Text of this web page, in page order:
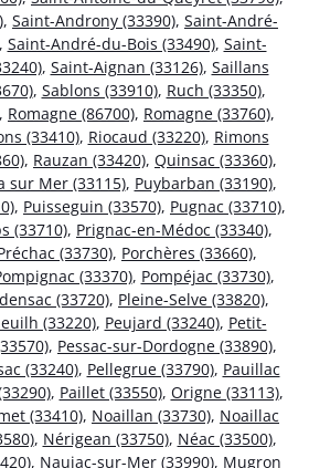
, Saint-Androny (33390), Saint-André-
Saint-André-du-Bois (33490), Saint-
, Saint-Aignan (33126), Saillans
, Sablons (33910), Ruch (33350),
, Romagne (86700), Romagne (33760),
(33410), Riocaud (33220), Rimons
, Rauzan (33420), Quinsac (33360),
sur Mer (33115), Puybarban (33190),
, Puisseguin (33570), Pugnac (33710),
(33710), Prignac-en-Médoc (33340),
(33730), Porchères (33660),
(33370), Pompéjac (33730),
(33720), Pleine-Selve (33820),
(33220), Peujard (33240), Petit-
, Pessac-sur-Dordogne (33890),
(33240), Pellegrue (33790), Pauillac
, Paillet (33550), Origne (33113),
(33410), Noaillan (33730), Noaillac
, Nérigean (33750), Néac (33500),
, Naujac-sur-Mer (33990), Mugron